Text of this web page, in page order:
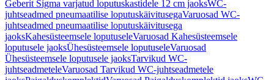
Geberit Sigma varjatud loputuskastidele 12 cm jaoksWC-
juhtseadmed pneumaatilise loputuskäivitusegaVaruosad WC-
juhtseadmed pneumaatilise loputuskäivitusega
jaoksKahesüsteemsele loputuseleVaruosad Kahesüsteemsele
loputusele jaoksÜhesüsteemsele loputuseleVaruosad
Ühesüsteemsele loputusele jaoksTarvikud WC-
juhtseadmeteleVaruosad Tarvikud WC-juhtseadmetele